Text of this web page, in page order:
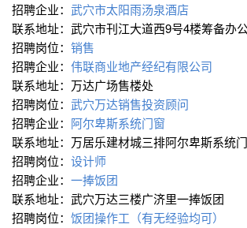
招聘企业： 武穴市太阳雨汤泉酒店
联系地址：武穴市刊江大道西9号4楼筹备办
招聘岗位： 销售
招聘企业： 伟联商业地产经纪有限公司
联系地址：万达广场售楼处
招聘岗位： 武穴万达销售投资顾问
招聘企业： 阿尔卑斯系统门窗
联系地址：万居乐建材城三排阿尔卑斯系统
招聘岗位： 设计师
招聘企业： 一捧饭团
联系地址：武穴万达三楼广济里一捧饭团
招聘岗位： 饭团操作工（有无经验均可）